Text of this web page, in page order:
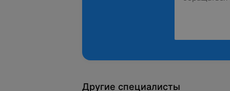
Другие специалисты